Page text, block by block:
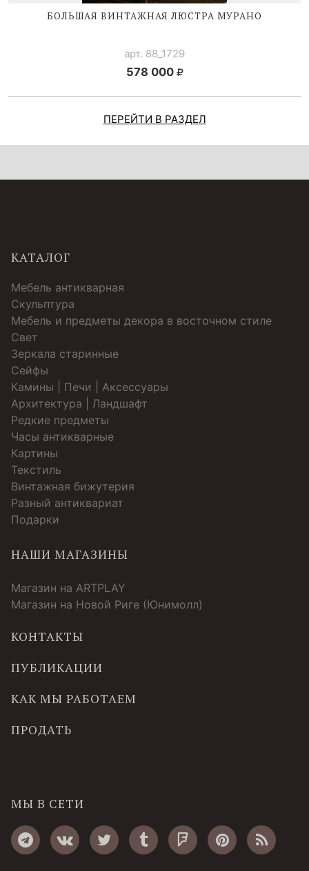
БОЛЬШАЯ ВИНТАЖНАЯ ЛЮСТРА МУРАНО
арт. 88_1729
578 000
ПЕРЕЙТИ В РАЗДЕЛ
КАТАЛОГ
Мебель антикварная
Скульптура
Мебель и предметы декора в восточном стиле
Свет
Зеркала старинные
Cейфы
Камины | Печи | Аксессуары
Архитектура | Ландшафт
Редкие предметы
Часы антикварные
Картины
Текстиль
Винтажная бижутерия
Разный антиквариат
Подарки
НАШИ МАГАЗИНЫ
Магазин на ARTPLAY
Магазин на Новой Риге (Юнимолл)
КОНТАКТЫ
ПУБЛИКАЦИИ
КАК МЫ РАБОТАЕМ
ПРОДАТЬ
МЫ В СЕТИ